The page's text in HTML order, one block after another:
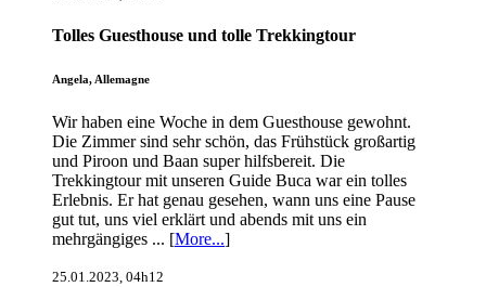
Tolles Guesthouse und tolle Trekkingtour
Angela, Allemagne
Wir haben eine Woche in dem Guesthouse gewohnt.
Die Zimmer sind sehr schön, das Frühstück großartig
und Piroon und Baan super hilfsbereit. Die
Trekkingtour mit unseren Guide Buca war ein tolles
Erlebnis. Er hat genau gesehen, wann uns eine Pause
gut tut, uns viel erklärt und abends mit uns ein
mehrgängiges ... [More...]
25.01.2023, 04h12